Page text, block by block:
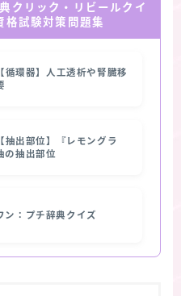
クリック・リビールクイ
格試験対策問題集
循環器】人工透析や腎臓移
抽出部位】『レモングラ
の抽出部位
ン：プチ辞典クイズ